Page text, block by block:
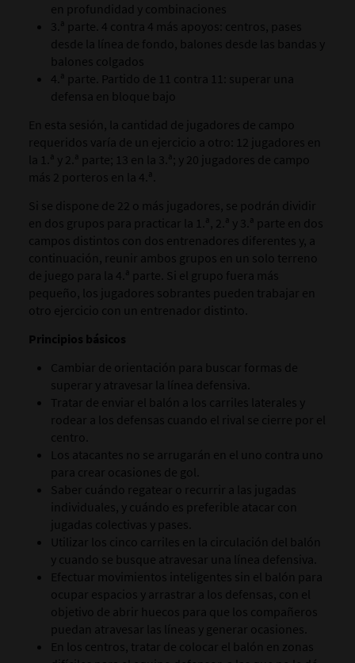
en profundidad y combinaciones
3.ª parte. 4 contra 4 más apoyos: centros, pases
desde la línea de fondo, balones desde las bandas y
balones colgados
4.ª parte. Partido de 11 contra 11: superar una
defensa en bloque bajo
En esta sesión, la cantidad de jugadores de campo
requeridos varía de un ejercicio a otro: 12 jugadores en
la 1.ª y 2.ª parte; 13 en la 3.ª; y 20 jugadores de campo
más 2 porteros en la 4.ª.
Si se dispone de 22 o más jugadores, se podrán dividir
en dos grupos para practicar la 1.ª, 2.ª y 3.ª parte en dos
campos distintos con dos entrenadores diferentes y, a
continuación, reunir ambos grupos en un solo terreno
de juego para la 4.ª parte. Si el grupo fuera más
pequeño, los jugadores sobrantes pueden trabajar en
otro ejercicio con un entrenador distinto.
Principios básicos
Cambiar de orientación para buscar formas de
superar y atravesar la línea defensiva.
Tratar de enviar el balón a los carriles laterales y
rodear a los defensas cuando el rival se cierre por el
centro.
Los atacantes no se arrugarán en el uno contra uno
para crear ocasiones de gol.
Saber cuándo regatear o recurrir a las jugadas
individuales, y cuándo es preferible atacar con
jugadas colectivas y pases.
Utilizar los cinco carriles en la circulación del balón
y cuando se busque atravesar una línea defensiva.
Efectuar movimientos inteligentes sin el balón para
ocupar espacios y arrastrar a los defensas, con el
objetivo de abrir huecos para que los compañeros
puedan atravesar las líneas y generar ocasiones.
En los centros, tratar de colocar el balón en zonas